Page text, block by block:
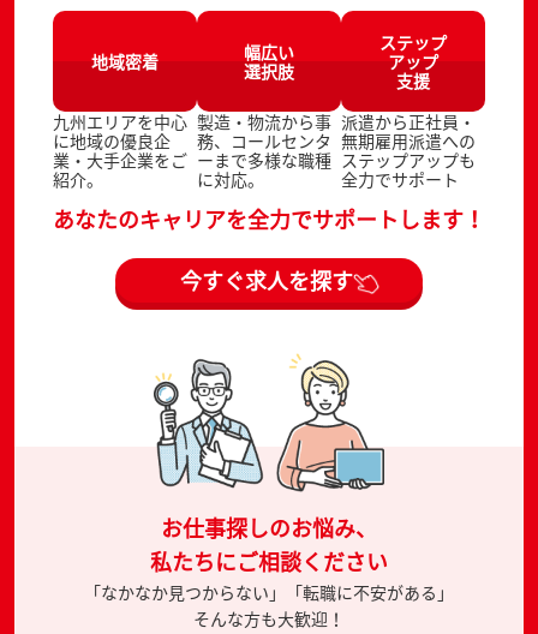
地域密着
九州エリアを中心
に地域の優良企
業・大手企業をご
紹介。
幅広い
選択肢
製造・物流から事
務、コールセンタ
ーまで多様な職種
に対応。
ステップ
アップ
支援
派遣から正社員・
無期雇用派遣への
ステップアップも
全力でサポート
あなたのキャリアを全力でサポートします！
今すぐ求人を探す
お仕事探しのお悩み、
私たちにご相談ください
「なかなか見つからない」「転職に不安がある」
そんな方も大歓迎！